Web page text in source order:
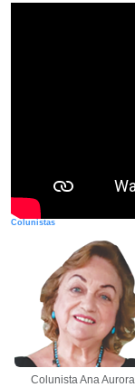
Colunistas
Colunista Ana Aurora